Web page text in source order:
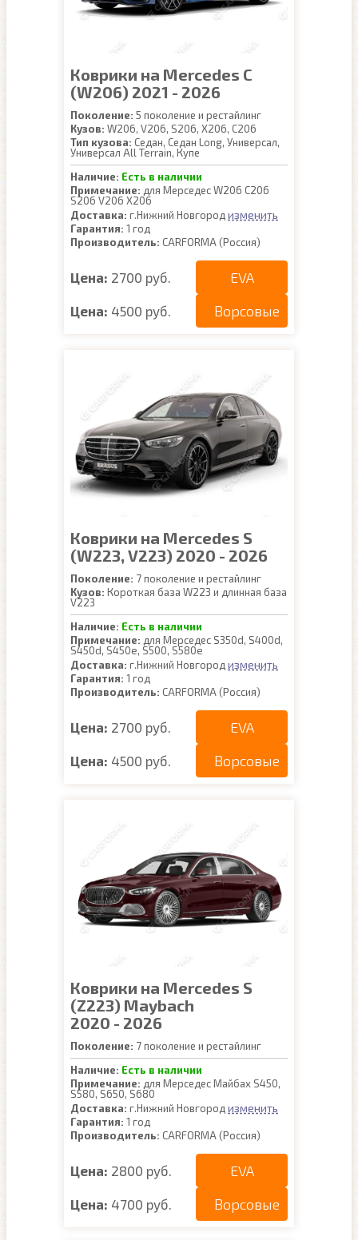
Коврики на Mercedes C
(W206) 2021 - 2026
Поколение: 5 поколение и рестайлинг
Кузов: W206, V206, S206, X206, C206
Тип кузова: Седан, Седан Long, Универсал,
Универсал All Terrain, Купе
Наличие: Есть в наличии
Примечание: для Мерседес W206 C206
S206 V206 X206
Доставка: г.Нижний Новгород изменить
Гарантия: 1 год
Производитель: CARFORMA (Россия)
Цена: 2700 руб. EVA
Цена: 4500 руб. Ворсовые
Коврики на Mercedes S
(W223, V223) 2020 - 2026
Поколение: 7 поколение и рестайлинг
Кузов: Короткая база W223 и длинная база
V223
Наличие: Есть в наличии
Примечание: для Мерседес S350d, S400d,
S450d, S450e, S500, S580e
Доставка: г.Нижний Новгород изменить
Гарантия: 1 год
Производитель: CARFORMA (Россия)
Цена: 2700 руб. EVA
Цена: 4500 руб. Ворсовые
Коврики на Mercedes S
(Z223) Maybach
2020 - 2026
Поколение: 7 поколение и рестайлинг
Наличие: Есть в наличии
Примечание: для Мерседес Майбах S450,
S580, S650, S680
Доставка: г.Нижний Новгород изменить
Гарантия: 1 год
Производитель: CARFORMA (Россия)
Цена: 2800 руб. EVA
Цена: 4700 руб. Ворсовые